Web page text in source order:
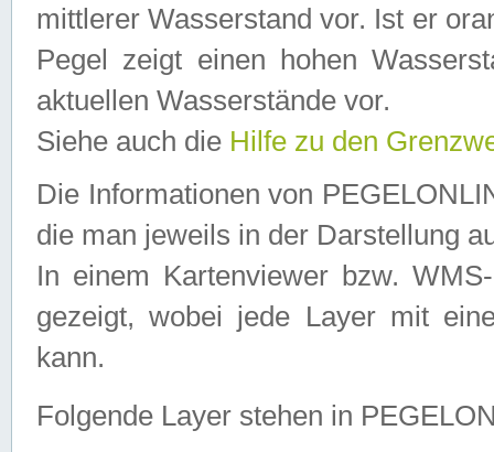
mittlerer Wasserstand vor. Ist er
Pegel zeigt einen hohen
aktuellen Wasserstände vor.
Siehe auch die Hilfe zu den
Die Informationen von
die man jeweils in der Darstellung
In einem Kartenviewer bzw.
gezeigt, wobei jede Layer mit
kann.
Folgende Layer stehen in